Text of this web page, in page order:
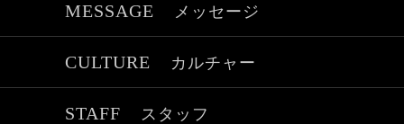
MESSAGE メッセージ
CULTURE カルチャー
STAFF スタッフ